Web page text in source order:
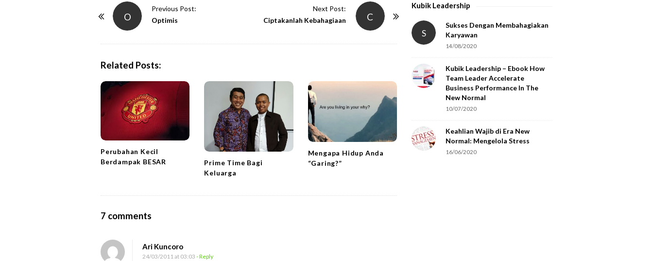
O
Previous Post:
Optimis
C
Next Post:
Ciptakanlah Kebahagiaan
Related Posts:
Perubahan Kecil
Berdampak BESAR
Prime Time Bagi
Keluarga
Mengapa Hidup Anda
“Garing?”
7 comments
L
o
Ari Kuncoro
24/03/2011 at 03:03 - Reply
Kubik Leadership
S
Sukses Dengan Membahagiakan
Karyawan
14/08/2020
Kubik Leadership – Ebook How
Team Leader Accelerate
Business Performance In The
New Normal
10/07/2020
Keahlian Wajib di Era New
Normal: Mengelola Stress
16/06/2020